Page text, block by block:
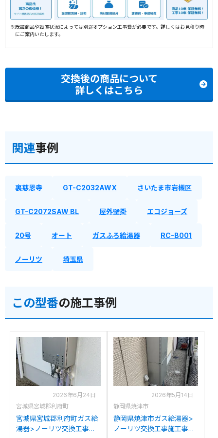
※既設商品や設置状況によっては別途オプション工事費が必要です。詳しくはお見積り時
にご案内いたします。
交換後の商品について
詳しくはこちら
関連事例
裏慈恩寺 GT-C2032AWX さいたま市岩槻区
GT-C2072SAW BL 屋外壁掛 エコジョーズ
20号 オート ガスふろ給湯器 RC-B001
ノーリツ 埼玉県
この型番の施工事例
2026年6月24日
宮城県宮城郡利府町
宮城県宮城郡利府町ガス給
湯器>ノーリツ交換工事施
2026年5月14日
静岡県焼津市
静岡県焼津市ガス給湯器>
ノーリツ交換工事施工事